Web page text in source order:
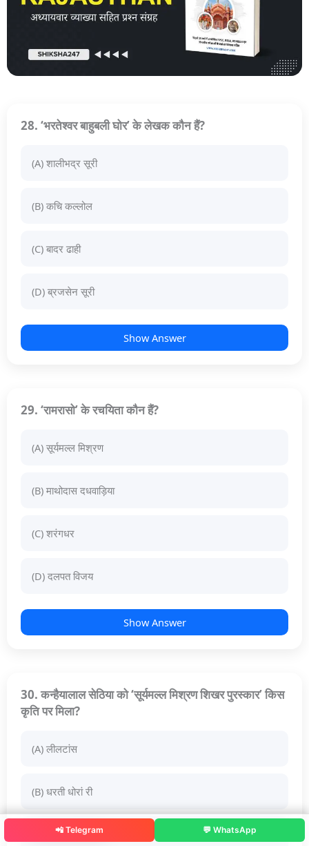
28. ‘भरतेश्वर बाहुबली घोर’ के लेखक कौन हैं?
(A) शालीभद्र सूरी
(B) कचि कल्लोल
(C) बादर ढाही
(D) ब्रजसेन सूरी
Show Answer
29. ‘रामरासो’ के रचयिता कौन हैं?
(A) सूर्यमल्ल मिश्रण
(B) माथोदास दधवाड़िया
(C) शरंगधर
(D) दलपत विजय
Show Answer
30. कन्हैयालाल सेठिया को ‘सूर्यमल्ल मिश्रण शिखर पुरस्कार’ किस
कृति पर मिला?
(A) लीलटांस
(B) धरती धोरां री
(C) पातल और पीतल
📲 Telegram 💬 WhatsApp